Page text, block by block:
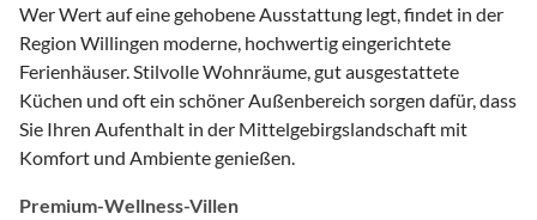
Wer Wert auf eine gehobene Ausstattung legt, findet in der
Region Willingen moderne, hochwertig eingerichtete
Ferienhäuser. Stilvolle Wohnräume, gut ausgestattete
Küchen und oft ein schöner Außenbereich sorgen dafür, dass
Sie Ihren Aufenthalt in der Mittelgebirgslandschaft mit
Komfort und Ambiente genießen.
Premium-Wellness-Villen